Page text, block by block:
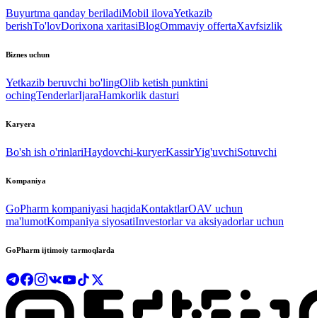
Buyurtma qanday beriladiMobil ilovaYetkazib
berishTo'lovDorixona xaritasiBlogOmmaviy offertaXavfsizlik
Biznes uchun
Yetkazib beruvchi bo'lingOlib ketish punktini
ochingTenderlarIjaraHamkorlik dasturi
Karyera
Bo'sh ish o'rinlariHaydovchi-kuryerKassirYig'uvchiSotuvchi
Kompaniya
GoPharm kompaniyasi haqidaKontaktlarOAV uchun
ma'lumotKompaniya siyosatiInvestorlar va aksiyadorlar uchun
GoPharm ijtimoiy tarmoqlarda